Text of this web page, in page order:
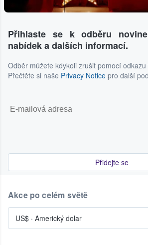
Přihlaste se k odběru
nabídek a dalších informací.
Odběr můžete kdykoli zrušit pomocí
Přečtěte si naše Privacy Notice pro další
Přidejte se
Akce po celém světě
US$ · Americký dolar